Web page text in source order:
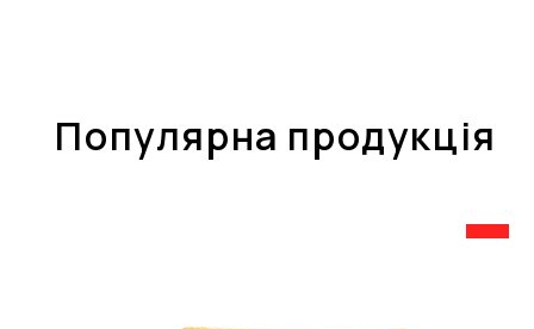
Популярна продукція